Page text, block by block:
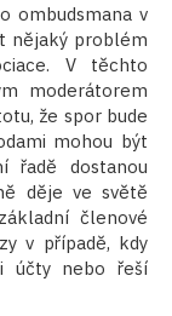
ombudsmana v
nějaký problém
V těchto
moderátorem
že spor bude
mohou být
řadě dostanou
děje ve světě
členové
v případě, kdy
účty nebo řeší